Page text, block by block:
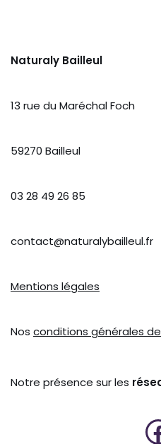
Naturaly Bailleul
13 rue du Maréchal Foch
59270 Bailleul
03 28 49 26 85
contact@naturalybailleul.fr
Mentions légales
Nos conditions générales
Notre présence sur les